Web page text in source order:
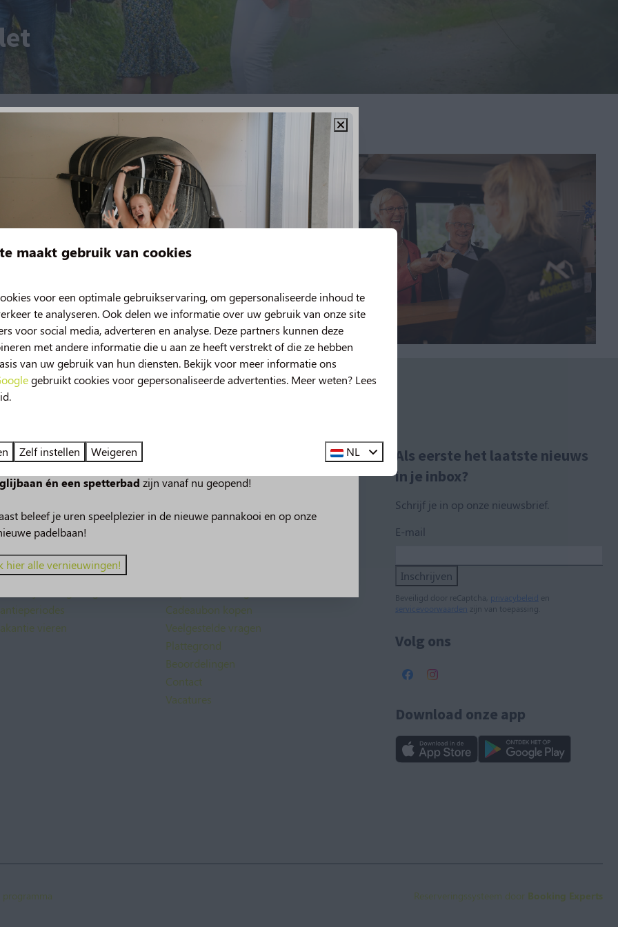
in het kort
in Drenthe
Norgerberg
met schuifdak
bosrijke omgeving
vieren
Accommodaties
Faciliteiten
Cadeaubon kopen
Veelgestelde vragen
Plattegrond
Beoordelingen
Contact
Vacatures
Als eerste het laatste nieuws
in je inbox?
Schrijf je in op onze nieuwsbrief.
E-mail
Inschrijven
Beveiligd door reCaptcha, privacybeleid en
servicevoorwaarden zijn van toepassing.
Volg ons
Download onze app
programma Reserveringssysteem door Booking Experts
zomer beleef je nog meer vakantieplezier op de Norgerberg!
van spetterplezier in het zwembad, onze nieuwe
én een spetterbad zijn vanaf nu geopend!
beleef je uren speelplezier in de nieuwe pannakooi en op onze
padelbaan!
hier alle vernieuwingen!
maakt gebruik van cookies
voor een optimale gebruikservaring, om gepersonaliseerde inhoud te
te analyseren. Ook delen we informatie over uw gebruik van onze site
voor social media, adverteren en analyse. Deze partners kunnen deze
met andere informatie die u aan ze heeft verstrekt of die ze hebben
van uw gebruik van hun diensten. Bekijk voor meer informatie ons
gebruikt cookies voor gepersonaliseerde advertenties. Meer weten? Lees
Zelf instellen Weigeren NL